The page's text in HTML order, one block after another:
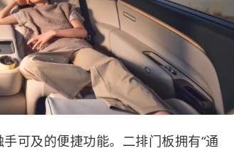
可及的便捷功能。二排门板拥有“通